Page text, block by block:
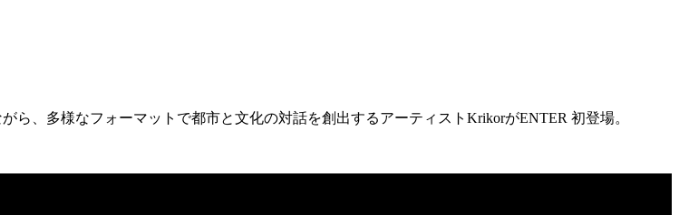
ら、多様なフォーマットで都市と文化の対話を創出するアーティストKrikorがENTER 初登場。